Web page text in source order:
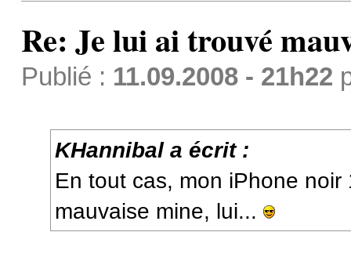
Re: Je lui ai trouvé
Publié : 11.09.2008 - 21h22
KHannibal a écrit :
En tout cas, mon iPhone
mauvaise mine, lui...